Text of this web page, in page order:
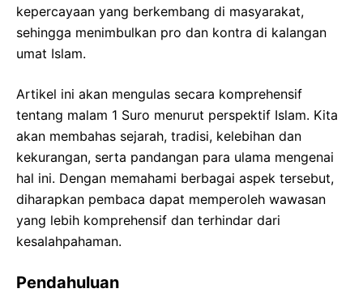
kepercayaan yang berkembang di masyarakat,
sehingga menimbulkan pro dan kontra di kalangan
umat Islam.
Artikel ini akan mengulas secara komprehensif
tentang malam 1 Suro menurut perspektif Islam. Kita
akan membahas sejarah, tradisi, kelebihan dan
kekurangan, serta pandangan para ulama mengenai
hal ini. Dengan memahami berbagai aspek tersebut,
diharapkan pembaca dapat memperoleh wawasan
yang lebih komprehensif dan terhindar dari
kesalahpahaman.
Pendahuluan